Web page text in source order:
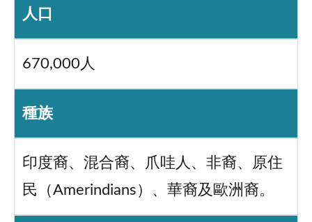
人口
670,000人
種族
印度裔、混合裔、爪哇人、非裔、原住
民（Amerindians）、華裔及歐洲裔。